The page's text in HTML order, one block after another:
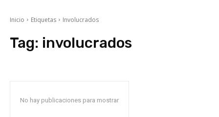
Inicio Etiquetas Involucrados
Tag: involucrados
No hay publicaciones para mostrar